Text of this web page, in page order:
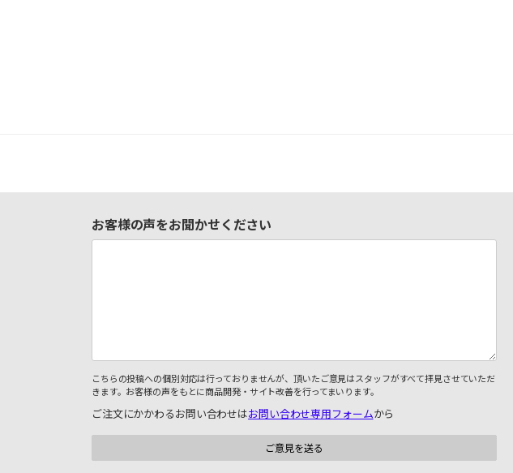
お客様の声をお聞かせください
こちらの投稿への個別対応は行っておりませんが、頂いたご意見はスタッフがすべて拝見させていただ
きます。お客様の声をもとに商品開発・サイト改善を行ってまいります。
ご注文にかかわるお問い合わせはお問い合わせ専用フォームから